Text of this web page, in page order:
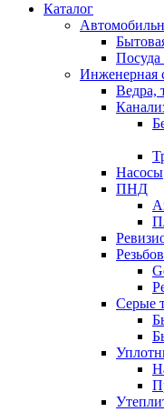
Каталог
Посуда
Инженерная
Ведра,
Насосы
ПНД
Серые